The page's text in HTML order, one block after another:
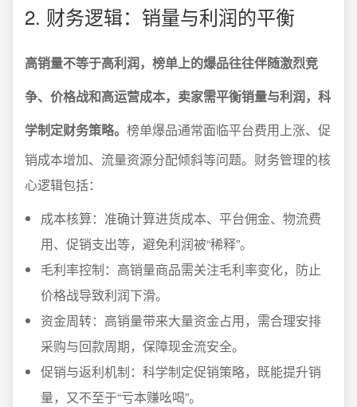
2. 财务逻辑：销量与利润的平衡
高销量不等于高利润，榜单上的爆品往往伴随激烈竞
争、价格战和高运营成本，卖家需平衡销量与利润，科
学制定财务策略。 榜单爆品通常面临平台费用上涨、促
销成本增加、流量资源分配倾斜等问题。财务管理的核
心逻辑包括：
成本核算：准确计算进货成本、平台佣金、物流费
用、促销支出等，避免利润被“稀释”。
毛利率控制：高销量商品需关注毛利率变化，防止
价格战导致利润下滑。
资金周转：高销量带来大量资金占用，需合理安排
采购与回款周期，保障现金流安全。
促销与返利机制：科学制定促销策略，既能提升销
量，又不至于“亏本赚吆喝”。